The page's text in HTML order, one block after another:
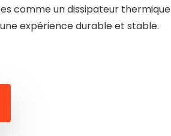
comme un dissipateur thermique
expérience durable et stable.